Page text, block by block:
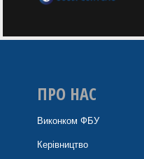
ПРО НАС
Виконком ФБУ
Керівництво